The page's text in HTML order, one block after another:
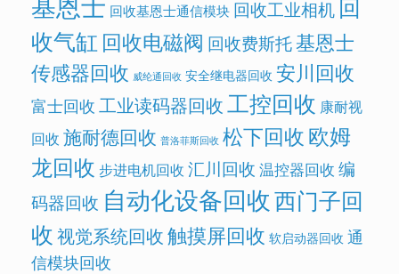
回收基恩士通信模块 回收工业相机
收气缸 回收电磁阀 回收费斯托基恩士
传感器回收 威纶通回收 安全继电器回收 安川回收
富士回收 工业读码器回收工控回收 康耐视
回收 施耐德回收 普洛菲斯回收 松下回收欧姆
龙回收 步进电机回收 汇川回收 温控器回收 编
码器回收 自动化设备回收西门子回
收视觉系统回收触摸屏回收 软启动器回收 通
信模块回收